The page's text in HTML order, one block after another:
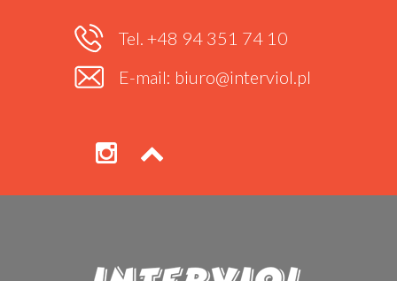
Tel. +48 94 351 74 10
E-mail: biuro@interviol.pl